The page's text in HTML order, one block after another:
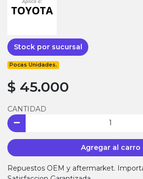
Stock por sucursal
Pocas Unidades.
$ 45.000
CANTIDAD
Agregar al carro
Repuestos OEM y aftermarket.